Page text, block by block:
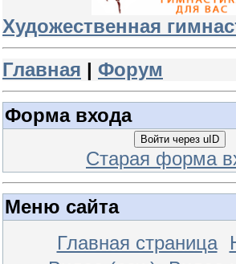
Художественная
Главная | Форум
Форма входа
Войти через uID
Старая форма
Меню сайта
Главная страница